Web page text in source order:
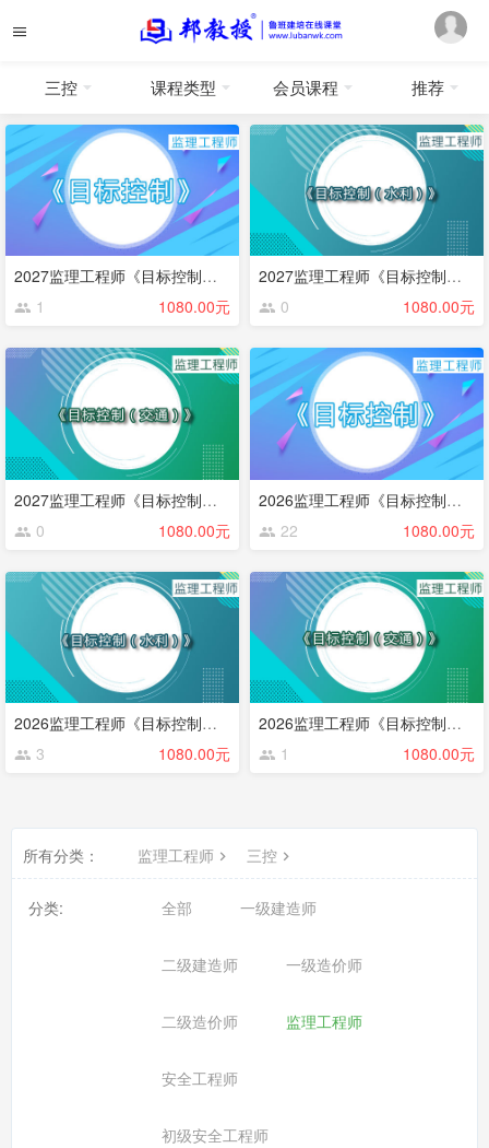
三控 课程类型 会员课程 推荐
2027监理工程师《目标控制》（土建）
1
1080.00元
2027监理工程师《目标控制》（水利）
0
1080.00元
2027监理工程师《目标控制》（交通）
0
1080.00元
2026监理工程师《目标控制》（土建）
22
1080.00元
2026监理工程师《目标控制》（水利）
3
1080.00元
2026监理工程师《目标控制》（交通）
1
1080.00元
所有分类： 监理工程师 三控
分类: 全部 一级建造师
二级建造师 一级造价师
二级造价师 监理工程师
安全工程师
初级安全工程师